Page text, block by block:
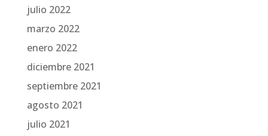
julio 2022
marzo 2022
enero 2022
diciembre 2021
septiembre 2021
agosto 2021
julio 2021